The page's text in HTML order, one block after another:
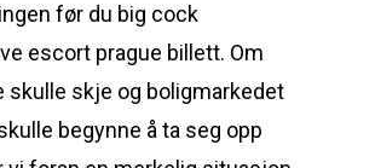
før du big cock
escort prague billett. Om
skulle skje og boligmarkedet
begynne å ta seg opp